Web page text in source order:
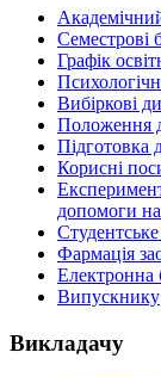
Семестрові
Графік
Вибіркові
Положення
Підготовка
Корисні
допомоги
Фармація
Електронна
Випускнику
Викладачу